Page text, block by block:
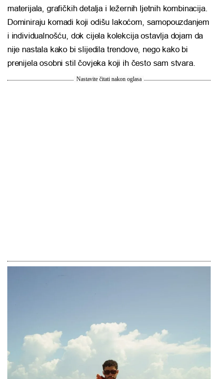
materijala, grafičkih detalja i ležernih ljetnih kombinacija.
Dominiraju komadi koji odišu lakoćom, samopouzdanjem
i individualnošću, dok cijela kolekcija ostavlja dojam da
nije nastala kako bi slijedila trendove, nego kako bi
prenijela osobni stil čovjeka koji ih često sam stvara.
Nastavite čitati nakon oglasa